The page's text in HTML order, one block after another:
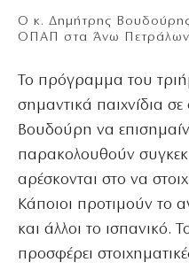
Ο κ. Δημήτρης
ΟΠΑΠ στα Άνω
Το πρόγραμμα του
σημαντικά παιχνίδια
Βουδούρη να
παρακολουθούν
αρέσκονται στο να
Κάποιοι προτιμούν το
και άλλοι το
προσφέρει